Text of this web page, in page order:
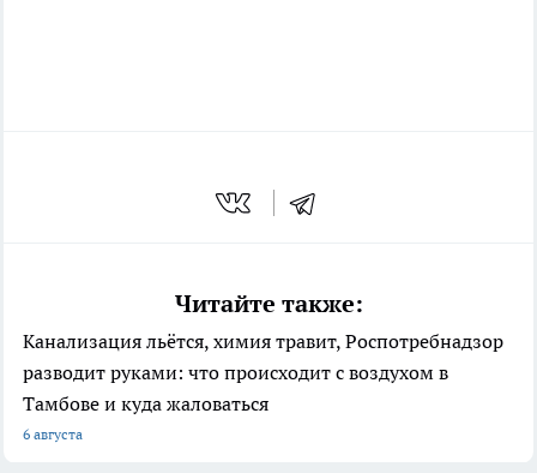
Читайте также:
Канализация льётся, химия травит, Роспотребнадзор
разводит руками: что происходит с воздухом в
Тамбове и куда жаловаться
6 августа